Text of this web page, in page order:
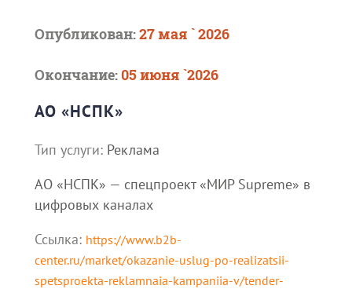
Опубликован:27 мая ` 2026
Окончание:05 июня `2026
АО «НСПК»
Тип услуги: Реклама
АО «НСПК» — спецпроект «МИР Supreme» в
цифровых каналах
Ссылка: https://www.b2b-
center.ru/market/okazanie-uslug-po-realizatsii-
spetsproekta-reklamnaia-kampaniia-v/tender-